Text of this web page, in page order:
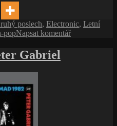
poslech, Electronic, Letní
popNapsat komentářpro
Gabriel